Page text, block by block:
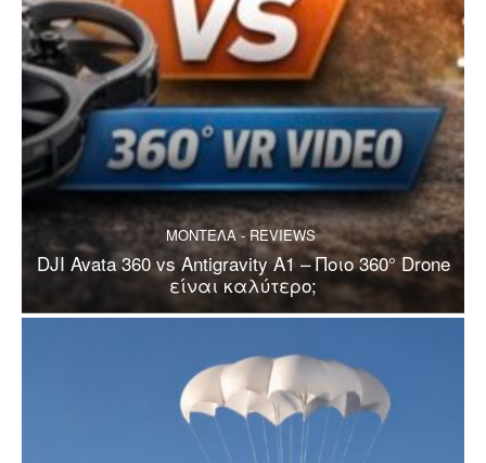
ΜΟΝΤΕΛΑ - REVIEWS
DJI Avata 360 vs Antigravity A1 – Ποιο 360° Drone
είναι καλύτερο;